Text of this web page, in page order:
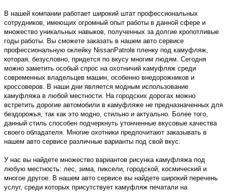
В нашей компании работает широкий штат профессиональных
сотрудников, имеющих огромный опыт работы в данной сфере и
множество уникальных навыков, полученных за долгие кропотливые
годы работы. Вы сможете заказать в нашем авто сервисе
профессиональную оклейку NissanPatrol в пленку под камуфляж,
которая, безусловно, придется по вкусу многим людям. Сегодня
можно заметить особый спрос на охотничий камуфляж среди
современных владельцев машин, особенно внедорожников и
кроссоверов. В наши дни является модным использование
камуфляжа в любой местности. На городских дорогах можно
встретить дорогие автомобили в камуфляже не предназначенных для
бездорожья, так как это модно, стильно и актуально. Более того,
данный стиль способен подчеркнуть утонченные вкусовые качества
своего обладателя. Многие охотники предпочитают заказывать в
нашем авто сервисе различные варианты под свой вкус.
У нас вы найдете множество вариантов рисунка камуфляжа под
любую местность: лес, зима, пиксели, городской, космический и
многое другое. В нашем авто сервисе вы найдете широкий перечень
услуг, среди которых присутствует камуфляж печатали на